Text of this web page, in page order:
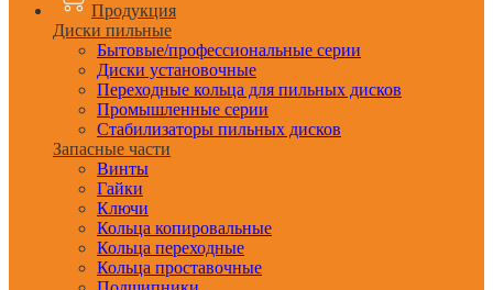
Продукция
Диски пильные
Бытовые/профессиональные серии
Диски установочные
Переходные кольца для пильных дисков
Промышленные серии
Стабилизаторы пильных дисков
Запасные части
Винты
Гайки
Ключи
Кольца копировальные
Кольца переходные
Кольца проставочные